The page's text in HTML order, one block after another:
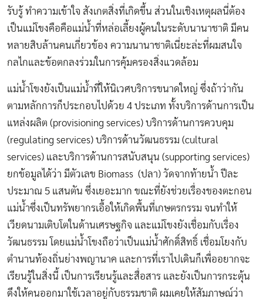
รับรู้ ทำความเข้าใจ สังเกตสิ่งที่เกิดขึ้น ส่วนในเชิงเหตุผลนี่ต้อง
เป็นแม่โขงคือคือแม่น้ำที่หล่อเลี้ยงผู้คนในระดับนานาชาติ มีคน
หลายสิบล้านคนเกี่ยวข้อง ความนานาชาติเนี่ยะล่ะที่ผมสนใจ
กลไกและข้อตกลงร่วมในการคุ้มครองสิ่งแวดล้อม
แม่น้ำโขงยังเป็นแม่น้ำที่ให้นิเวศบริการขนาดใหญ่ ซึ่งถ้าว่ากัน
ตามหลักการก็ประกอบไปด้วย 4 ประเภท ทั้งบริการด้านการเป็น
แหล่งผลิต (provisioning services) บริการด้านการควบคุม
(regulating services) บริการด้านวัฒนธรรม (cultural
services) และบริการด้านการสนับสนุน (supporting services)
ยกข้อมูลได้ว่า มีตัวเลข Biomass (ปลา) วัดจากท้ายน้ำ ปีละ
ประมาณ 5 แสนตัน ซึ่งเยอะมาก ขณะที่ยังช่วยเรื่องของตะกอน
แม่น้ำซึ่งเป็นทรัพยากรเอื้อให้เกิดพื้นที่เกษตรกรรม จนทำให้
เวียดนามเติบโตในด้านเศรษฐกิจ และแม่โขงยังเชื่อมกับเรื่อง
วัฒนธรรม โดยแม่น้ำโขงถือว่าเป็นแม่น้ำศักดิ์สิทธิ์ เชื่อมโยงกับ
ตำนานท้องถิ่นย่างพญานาค และการที่เราไปเดินก็เพื่ออยากจะ
เรียนรู้ในสิ่งนี้ เป็นการเรียนรู้และสื่อสาร และยังเป็นการกระตุ้น
ดึงให้คนออกมาใช้เวลาอยู่กับธรรมชาติ ผมเคยให้สัมภาษณ์ว่า